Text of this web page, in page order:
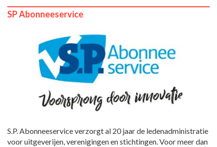
SP Abonneeservice
S.P. Abonneeservice verzorgt al 20 jaar de ledenadministratie
voor uitgeverijen, verenigingen en stichtingen. Voor meer dan